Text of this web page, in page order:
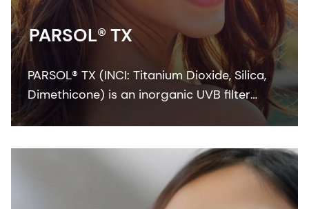
PARSOL® TX
PARSOL® TX (INCI: Titanium Dioxide, Silica,
Dimethicone) is an inorganic UVB filter
providing a very good SPF performance as
protection into the blue light range.